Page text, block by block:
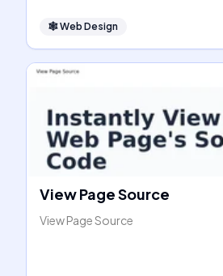
🕸Web Design
View Page Source
View Page Source